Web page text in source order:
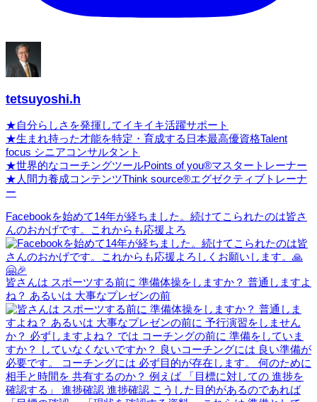
tetsuyoshi.h
★自分らしさを発揮してイキイキ活躍サポート
★生まれ持った才能を特定・育成する日本最高優資格Talent
focus シニアコンサルタント
★世界的なコーチングツールPoints of you®マスタートレーナー
★人間力養成コンテンツThink source®エグゼクティブトレーナ
ー
Facebookを始めて14年が経ちました。続けてこられたのは皆さ
んのおかげです。これからも応援よろ
皆さんは スポーツする前に 準備体操をしますか？ 普通しますよ
ね？ あるいは 大事なプレゼンの前